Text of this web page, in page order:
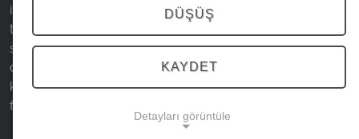
isteyen veya bir sonraki ilgi çekici yeri arayan tatilciler ve
turistler için ideal olan tüm Harz bölgesine genel bir bakış
sunar. Harz'ınkasaba ve köylerinibir bakışta keşfedin ve
dilerseniz yollar, su kütleleri, sıradağlar, kaleler, saraylar,
kiliseler,UNESCO Dünya Mirası Alanlarıve çok daha
fazlası dahil olmak üzere ek katmanları görüntüleyin.
DÜŞÜŞ
KAYDET
Detayları görüntüle